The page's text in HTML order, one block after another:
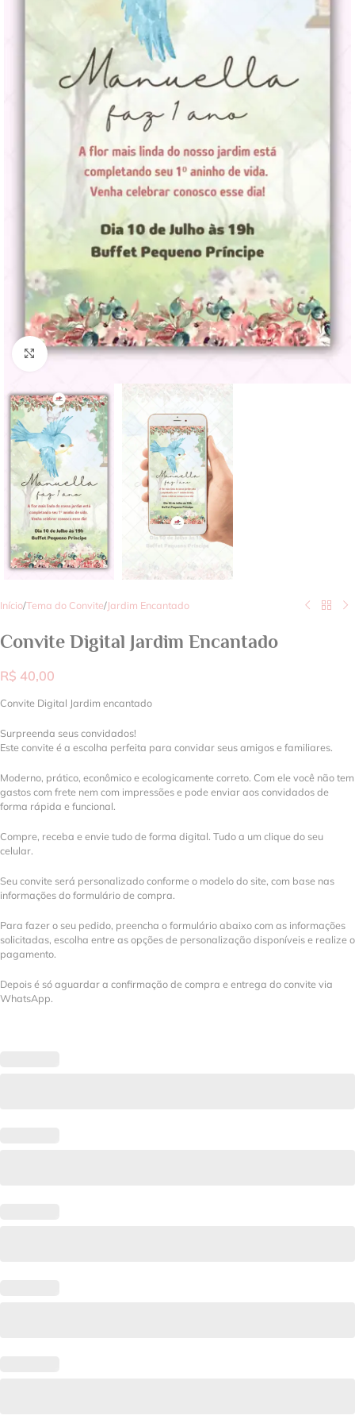
Clique para ampliar
Início/Tema do Convite/Jardim Encantado
Convite Digital Jardim Encantado
R$ 40,00
Convite Digital Jardim encantado
Surpreenda seus convidados!
Este convite é a escolha perfeita para convidar seus amigos e familiares.
Moderno, prático, econômico e ecologicamente correto. Com ele você não tem
gastos com frete nem com impressões e pode enviar aos convidados de
forma rápida e funcional.
Compre, receba e envie tudo de forma digital. Tudo a um clique do seu
celular.
Seu convite será personalizado conforme o modelo do site, com base nas
informações do formulário de compra.
Para fazer o seu pedido, preencha o formulário abaixo com as informações
solicitadas, escolha entre as opções de personalização disponíveis e realize o
pagamento.
Depois é só aguardar a confirmação de compra e entrega do convite via
WhatsApp.